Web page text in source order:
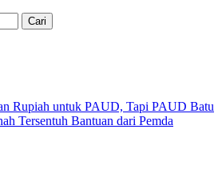
Rupiah untuk PAUD, Tapi PAUD Batu
Tersentuh Bantuan dari Pemda